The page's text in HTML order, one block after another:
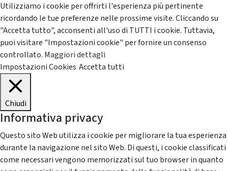
Utilizziamo i cookie per offrirti l'esperienza più pertinente
ricordando le tue preferenze nelle prossime visite. Cliccando su
"Accetta tutto", acconsenti all'uso di TUTTI i cookie. Tuttavia,
puoi visitare "Impostazioni cookie" per fornire un consenso
controllato. Maggiori dettagli
Impostazioni Cookies Accetta tutti
Chiudi
Informativa privacy
Questo sito Web utilizza i cookie per migliorare la tua esperienza
durante la navigazione nel sito Web. Di questi, i cookie classificati
come necessari vengono memorizzati sul tuo browser in quanto